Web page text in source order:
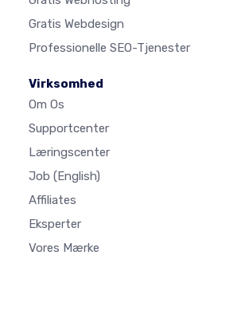
Gratis Webdesign
Professionelle SEO-Tjenester
Virksomhed
Om Os
Supportcenter
Læringscenter
Job (English)
Affiliates
Eksperter
Vores Mærke